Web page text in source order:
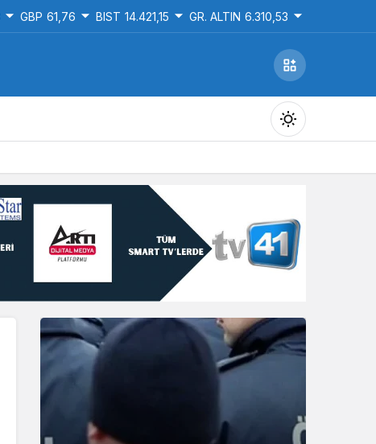
GBP 61,76 BIST 14.421,15 GR. ALTIN 6.310,53
Gündüz Modu
Gündüz modunu seçin.
Gece modunu seçin.